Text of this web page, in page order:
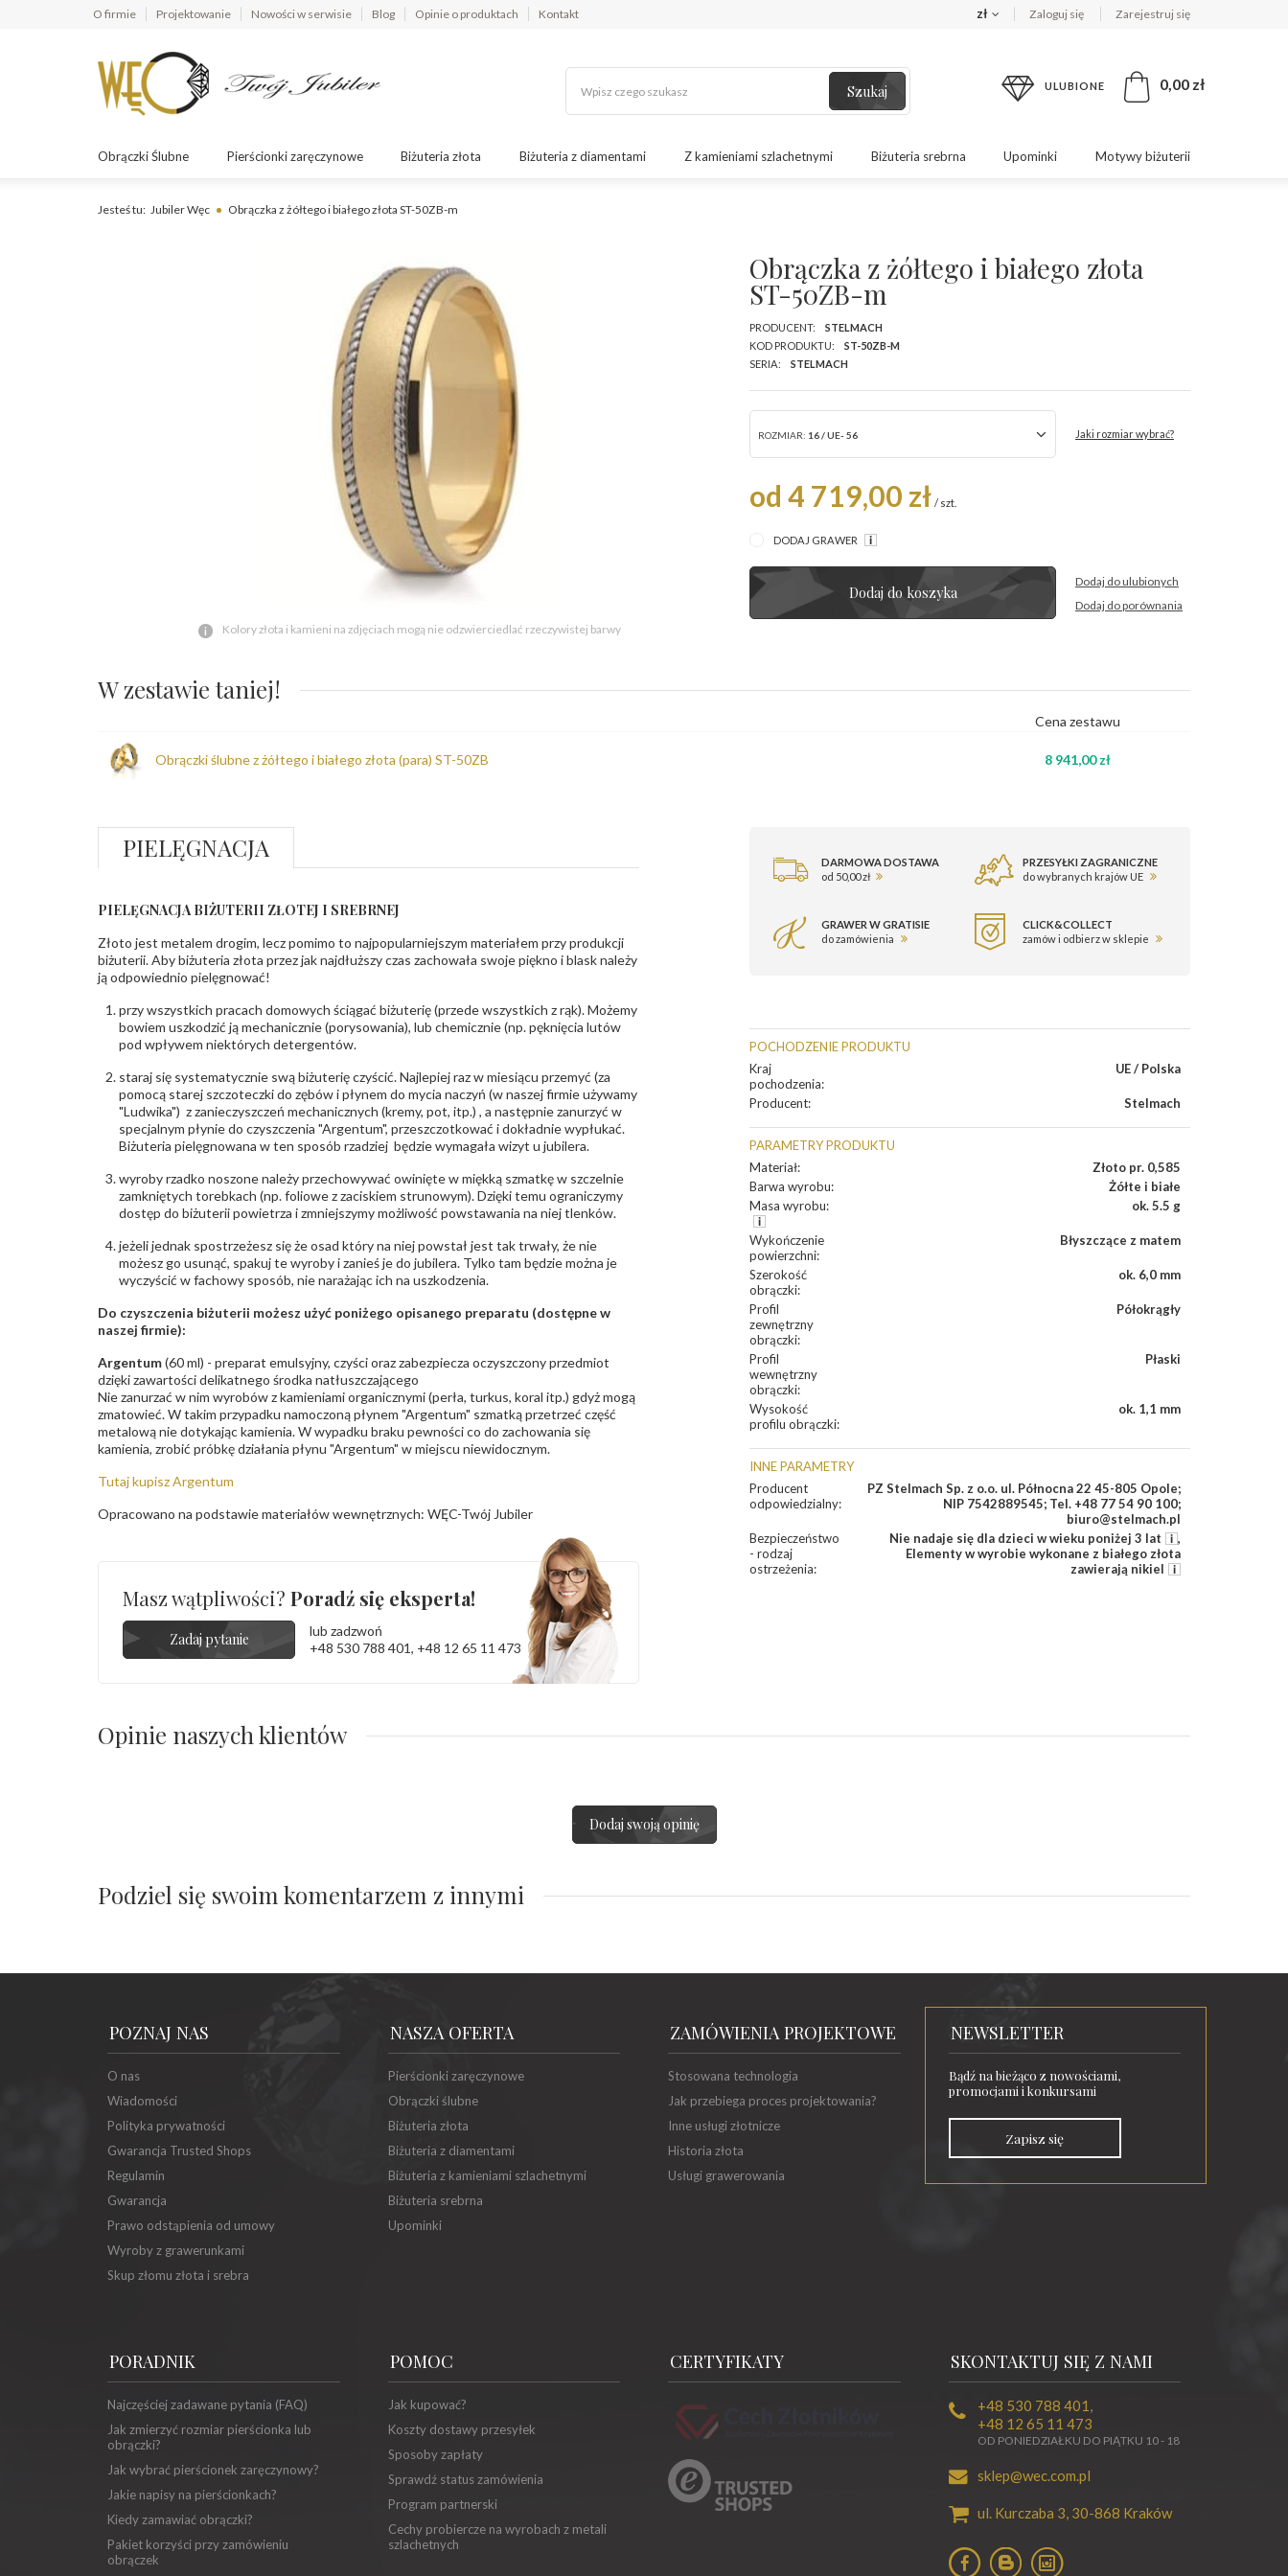
O firmie Projektowanie Nowości w serwisie Blog Opinie o produktach Kontakt zł Zaloguj się Zarejestruj się
Szukaj ULUBIONE 0,00 zł
Obrączki Ślubne Pierścionki zaręczynowe Biżuteria złota Biżuteria z diamentami Z kamieniami szlachetnymi Biżuteria srebrna Upominki Motywy biżuterii
Jesteś tu: Jubiler Węc Obrączka z żółtego i białego złota ST-50ZB-m
Kolory złota i kamieni na zdjęciach mogą nie odzwierciedlać rzeczywistej barwy
Obrączka z żółtego i białego złota
ST-50ZB-m
PRODUCENT:
STELMACH
KOD PRODUKTU:
ST-50ZB-M
SERIA:
STELMACH
ROZMIAR: 16 / UE- 56 Jaki rozmiar wybrać?
od 4 719,00 zł / szt.
DODAJ GRAWER
Dodaj do koszyka
Dodaj do ulubionych
Dodaj do porównania
W zestawie taniej!
Cena zestawu
Obrączki ślubne z żółtego i białego złota (para) ST-50ZB 8 941,00 zł
DARMOWA DOSTAWA
od 50,00 zł
PRZESYŁKI ZAGRANICZNE
do wybranych krajów UE
GRAWER W GRATISIE
do zamówienia
CLICK&COLLECT
zamów i odbierz w sklepie
POCHODZENIE PRODUKTU
Kraj
pochodzenia:
UE / Polska
Producent: Stelmach
PARAMETRY PRODUKTU
Materiał:
Złoto pr. 0,585
Barwa wyrobu:
Żółte i białe
Masa wyrobu: ok. 5.5 g
Wykończenie
powierzchni:
Błyszczące z matem
Szerokość
obrączki:
ok. 6,0 mm
Profil
zewnętrzny
obrączki:
Półokrągły
Profil
wewnętrzny
obrączki:
Płaski
Wysokość
profilu obrączki:
ok. 1,1 mm
INNE PARAMETRY
Producent
odpowiedzialny:
PZ Stelmach Sp. z o.o. ul. Północna 22 45-805 Opole;
NIP 7542889545; Tel. +48 77 54 90 100;
biuro@stelmach.pl
Bezpieczeństwo
- rodzaj
ostrzeżenia:
Nie nadaje się dla dzieci w wieku poniżej 3 lat
,
Elementy w wyrobie wykonane z białego złota
zawierają nikiel
PIELĘGNACJA
PIELĘGNACJA BIŻUTERII ZŁOTEJ I SREBRNEJ
Złoto jest metalem drogim, lecz pomimo to najpopularniejszym materiałem przy produkcji
biżuterii. Aby biżuteria złota przez jak najdłuższy czas zachowała swoje piękno i blask należy
ją odpowiednio pielęgnować!
przy wszystkich pracach domowych ściągać biżuterię (przede wszystkich z rąk). Możemy
bowiem uszkodzić ją mechanicznie (porysowania), lub chemicznie (np. pęknięcia lutów
pod wpływem niektórych detergentów.
staraj się systematycznie swą biżuterię czyścić. Najlepiej raz w miesiącu przemyć (za
pomocą starej szczoteczki do zębów i płynem do mycia naczyń (w naszej firmie używamy
"Ludwika") z zanieczyszczeń mechanicznych (kremy, pot, itp.) , a następnie zanurzyć w
specjalnym płynie do czyszczenia "Argentum", przeszczotkować i dokładnie wypłukać.
Biżuteria pielęgnowana w ten sposób rzadziej będzie wymagała wizyt u jubilera.
wyroby rzadko noszone należy przechowywać owinięte w miękką szmatkę w szczelnie
zamkniętych torebkach (np. foliowe z zaciskiem strunowym). Dzięki temu ograniczymy
dostęp do biżuterii powietrza i zmniejszymy możliwość powstawania na niej tlenków.
jeżeli jednak spostrzeżesz się że osad który na niej powstał jest tak trwały, że nie
możesz go usunąć, spakuj te wyroby i zanieś je do jubilera. Tylko tam będzie można je
wyczyścić w fachowy sposób, nie narażając ich na uszkodzenia.
Do czyszczenia biżuterii możesz użyć poniżego opisanego preparatu (dostępne w
naszej firmie):
Argentum(60 ml) - preparat emulsyjny, czyści oraz zabezpiecza oczyszczony przedmiot
dzięki zawartości delikatnego środka natłuszczającego
Nie zanurzać w nim wyrobów z kamieniami organicznymi (perła, turkus, koral itp.) gdyż mogą
zmatowieć. W takim przypadku namoczoną płynem "Argentum" szmatką przetrzeć część
metalową nie dotykając kamienia. W wypadku braku pewności co do zachowania się
kamienia, zrobić próbkę działania płynu "Argentum" w miejscu niewidocznym.
Tutaj kupisz Argentum
Opracowano na podstawie materiałów wewnętrznych: WĘC-Twój Jubiler
Masz wątpliwości? Poradź się eksperta!
Zadaj pytanie
lub zadzwoń
+48 530 788 401, +48 12 65 11 473
Opinie naszych klientów
Dodaj swoją opinię
Podziel się swoim komentarzem z innymi
POZNAJ NAS
O nas
Wiadomości
Polityka prywatności
Gwarancja Trusted Shops
Regulamin
Gwarancja
Prawo odstąpienia od umowy
Wyroby z grawerunkami
Skup złomu złota i srebra
NASZA OFERTA
Pierścionki zaręczynowe
Obrączki ślubne
Biżuteria złota
Biżuteria z diamentami
Biżuteria z kamieniami szlachetnymi
Biżuteria srebrna
Upominki
ZAMÓWIENIA PROJEKTOWE
Stosowana technologia
Jak przebiega proces projektowania?
Inne usługi złotnicze
Historia złota
Usługi grawerowania
NEWSLETTER
Bądź na bieżąco z nowościami,
promocjami i konkursami
Zapisz się
PORADNIK
Najczęściej zadawane pytania (FAQ)
Jak zmierzyć rozmiar pierścionka lub
obrączki?
Jak wybrać pierścionek zaręczynowy?
Jakie napisy na pierścionkach?
Kiedy zamawiać obrączki?
Pakiet korzyści przy zamówieniu
obrączek
POMOC
Jak kupować?
Koszty dostawy przesyłek
Sposoby zapłaty
Sprawdź status zamówienia
Program partnerski
Cechy probiercze na wyrobach z metali
szlachetnych
CERTYFIKATY SKONTAKTUJ SIĘ Z NAMI
+48 530 788 401 ,
+48 12 65 11 473
OD PONIEDZIAŁKU DO PIĄTKU 10 - 18
sklep@wec.com.pl
ul. Kurczaba 3, 30-868 Kraków